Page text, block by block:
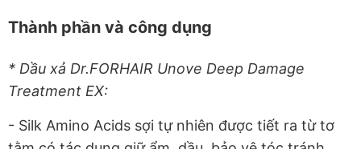
Thành phần và công dụng
* Dầu xả Dr.FORHAIR Unove Deep Damage
Treatment EX:
- Silk Amino Acids sợi tự nhiên được tiết ra từ tơ